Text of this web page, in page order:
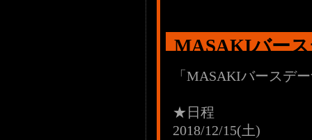
MASAKIバース
「MASAKIバースデ
★日程
2018/12/15(土)